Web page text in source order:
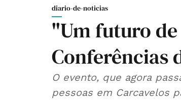
diario-de-noticias
"Um futuro
Conferências
O evento, que agora
pessoas em Carcavelos